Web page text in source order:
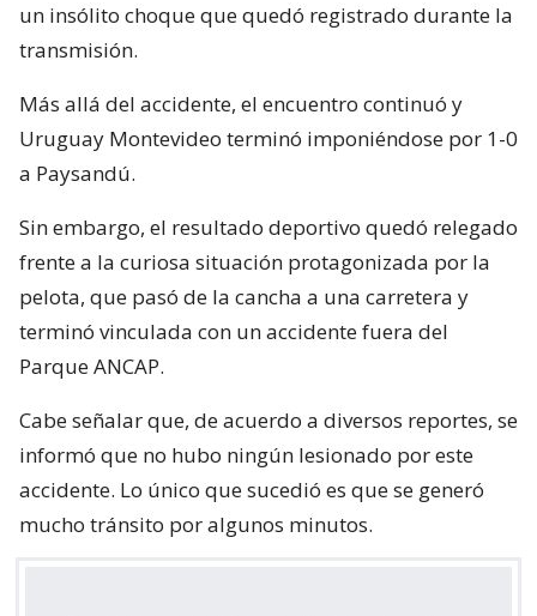
un insólito choque que quedó registrado durante la
transmisión.
Más allá del accidente, el encuentro continuó y
Uruguay Montevideo terminó imponiéndose por 1-0
a Paysandú.
Sin embargo, el resultado deportivo quedó relegado
frente a la curiosa situación protagonizada por la
pelota, que pasó de la cancha a una carretera y
terminó vinculada con un accidente fuera del
Parque ANCAP.
Cabe señalar que, de acuerdo a diversos reportes, se
informó que no hubo ningún lesionado por este
accidente. Lo único que sucedió es que se generó
mucho tránsito por algunos minutos.